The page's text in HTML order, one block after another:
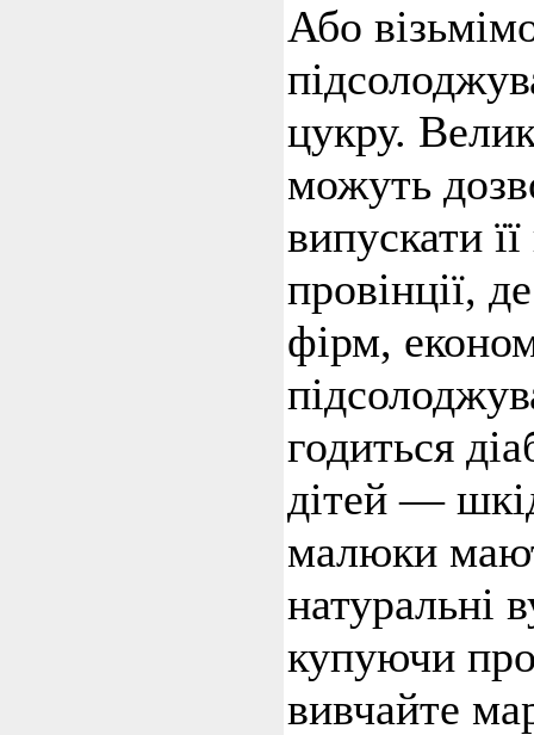
Або
цукру.
можуть
випускати
провінції,
фірм,
годиться
дітей —
малюки
натуральні
купуючи
вивчайте